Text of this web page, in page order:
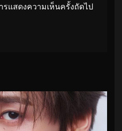
รแสดงความเห็นครั้งถัดไป